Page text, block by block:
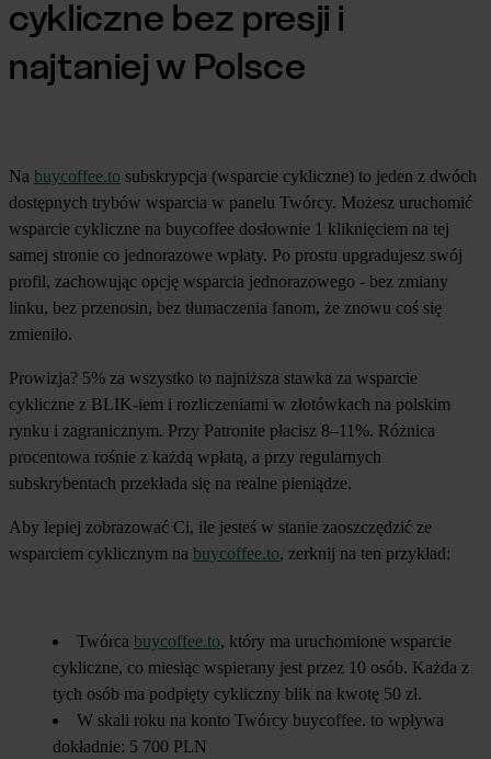
cykliczne bez presji i
najtaniej w Polsce
Na buycoffee.to subskrypcja (wsparcie cykliczne) to jeden z dwóch
dostępnych trybów wsparcia w panelu Twórcy. Możesz uruchomić
wsparcie cykliczne na buycoffee dosłownie 1 kliknięciem na tej
samej stronie co jednorazowe wpłaty. Po prostu upgradujesz swój
profil, zachowując opcję wsparcia jednorazowego - bez zmiany
linku, bez przenosin, bez tłumaczenia fanom, że znowu coś się
zmieniło.
Prowizja? 5% za wszystko to najniższa stawka za wsparcie
cykliczne z BLIK-iem i rozliczeniami w złotówkach na polskim
rynku i zagranicznym. Przy Patronite płacisz 8–11%. Różnica
procentowa rośnie z każdą wpłatą, a przy regularnych
subskrybentach przekłada się na realne pieniądze.
Aby lepiej zobrazować Ci, ile jesteś w stanie zaoszczędzić ze
wsparciem cyklicznym na buycoffee.to, zerknij na ten przykład:
Twórca buycoffee.to, który ma uruchomione wsparcie
cykliczne, co miesiąc wspierany jest przez 10 osób. Każda z
tych osób ma podpięty cykliczny blik na kwotę 50 zł.
W skali roku na konto Twórcy buycoffee. to wpływa
dokładnie: 5 700 PLN